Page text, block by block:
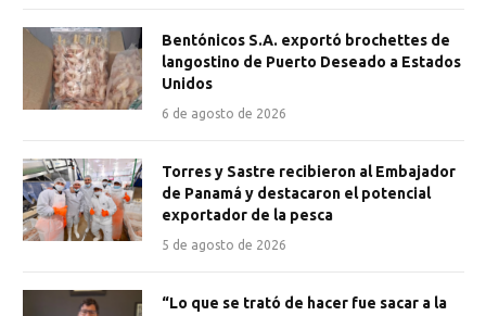
Bentónicos S.A. exportó brochettes de
langostino de Puerto Deseado a Estados
Unidos
6 de agosto de 2026
Torres y Sastre recibieron al Embajador
de Panamá y destacaron el potencial
exportador de la pesca
5 de agosto de 2026
“Lo que se trató de hacer fue sacar a la